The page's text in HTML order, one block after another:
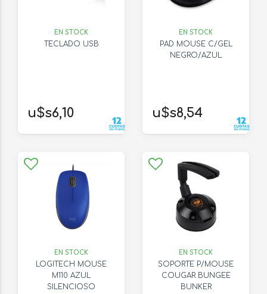
EN STOCK
TECLADO USB
u$s6,10
EN STOCK
PAD MOUSE C/GEL
NEGRO/AZUL
u$s8,54
EN STOCK
LOGITECH MOUSE
M110 AZUL
SILENCIOSO
EN STOCK
SOPORTE P/MOUSE
COUGAR BUNGEE
BUNKER